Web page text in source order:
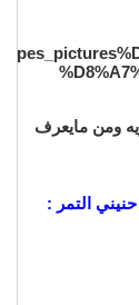
ومن مايعرف
التمر :